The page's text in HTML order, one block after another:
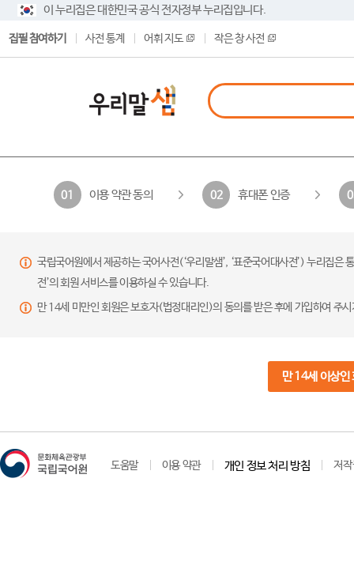
이 누리집은 대한민국 공식 전자정부 누리집입니다.
집필 참여하기 사전 통계 어휘 지도 작은 창 사전
01 이용 약관 동의 02 휴대폰 인증
국립국어원에서 제공하는 국어사전(‘우리말샘’, ‘표준국어대사전’) 누리집
전’의 회원 서비스를 이용하실 수 있습니다.
만 14세 미만인 회원은 보호자(법정대리인)의 동의를 받은 후에 가입하여 주
만 14세 이상인
도움말 이용 약관 개인 정보 처리 방침 저